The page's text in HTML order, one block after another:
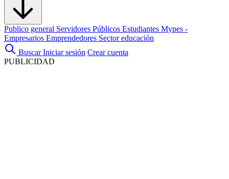
Publico general Servidores Públicos Estudiantes Mypes -
Empresarios Emprendedores Sector educación
Buscar Iniciar sesión Crear cuenta
PUBLICIDAD